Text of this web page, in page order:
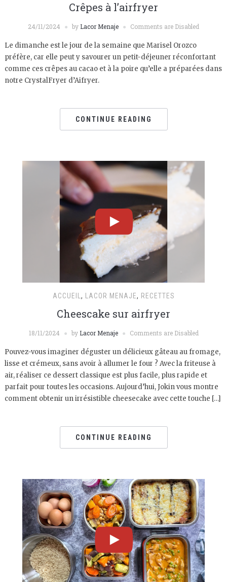
Crêpes à l’airfryer
24/11/2024 by Lacor Menaje Comments are Disabled
Le dimanche est le jour de la semaine que Marisel Orozco
préfère, car elle peut y savourer un petit-déjeuner réconfortant
comme ces crêpes au cacao et à la poire qu’elle a préparées dans
notre CrystalFryer d’Aifryer.
CONTINUE READING
ACCUEIL , LACOR MENAJE, RECETTES
Cheescake sur airfryer
18/11/2024 by Lacor Menaje Comments are Disabled
Pouvez-vous imaginer déguster un délicieux gâteau au fromage,
lisse et crémeux, sans avoir à allumer le four ? Avec la friteuse à
air, réaliser ce dessert classique est plus facile, plus rapide et
parfait pour toutes les occasions. Aujourd’hui, Jokin vous montre
comment obtenir un irrésistible cheesecake avec cette touche […]
CONTINUE READING